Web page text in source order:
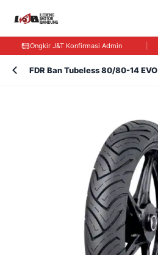
Ongkir J&T Konfirmasi Admin
FDR Ban Tubeless 80/80-14 EVO